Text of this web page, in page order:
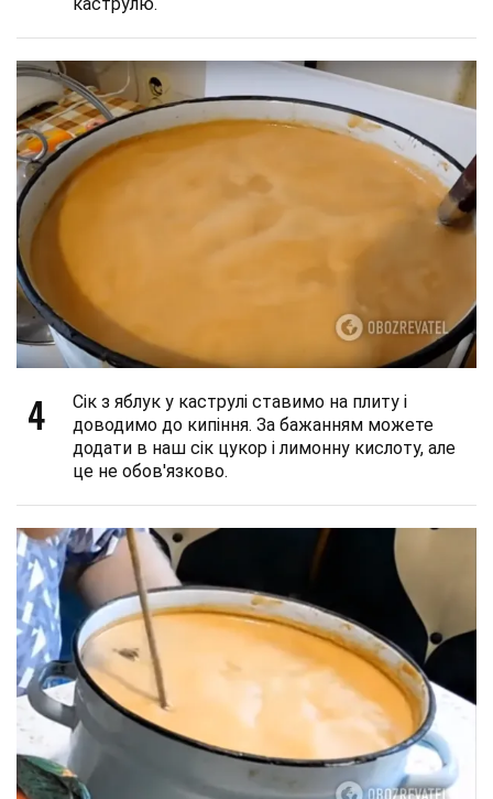
каструлю.
4
Сік з яблук у каструлі ставимо на плиту і
доводимо до кипіння. За бажанням можете
додати в наш сік цукор і лимонну кислоту, але
це не обов'язково.